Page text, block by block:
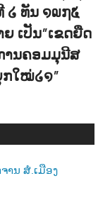
໒ ທັນ ໑໙໗໕
ເປັນ”ເຂດຍືດ
ານຄອມມຸນີສ
ກໃໝ່໒໑”
ານ ສໍ.ເມືອງ